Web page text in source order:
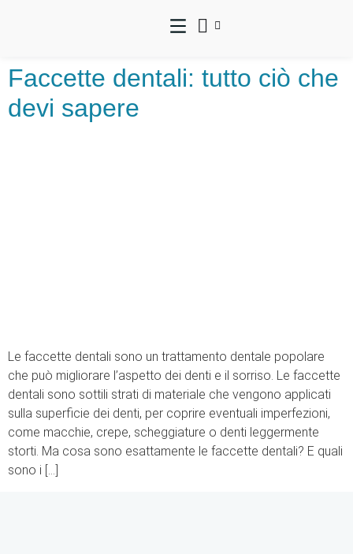
Faccette dentali: tutto ciò che
devi sapere
Le faccette dentali sono un trattamento dentale popolare
che può migliorare l’aspetto dei denti e il sorriso. Le faccette
dentali sono sottili strati di materiale che vengono applicati
sulla superficie dei denti, per coprire eventuali imperfezioni,
come macchie, crepe, scheggiature o denti leggermente
storti. Ma cosa sono esattamente le faccette dentali? E quali
sono i […]